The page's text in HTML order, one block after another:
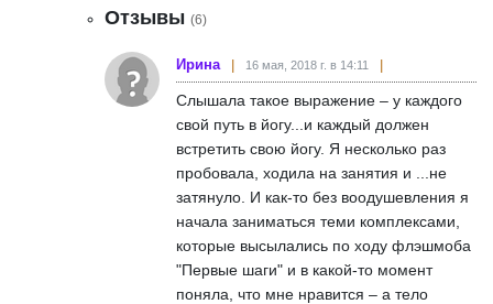
Отзывы (6)
Ирина 16 мая, 2018 г. в 14:11
Слышала такое выражение – у каждого
свой путь в йогу...и каждый должен
встретить свою йогу. Я несколько раз
пробовала, ходила на занятия и ...не
затянуло. И как-то без воодушевления я
начала заниматься теми комплексами,
которые высылались по ходу флэшмоба
"Первые шаги" и в какой-то момент
поняла, что мне нравится – а тело